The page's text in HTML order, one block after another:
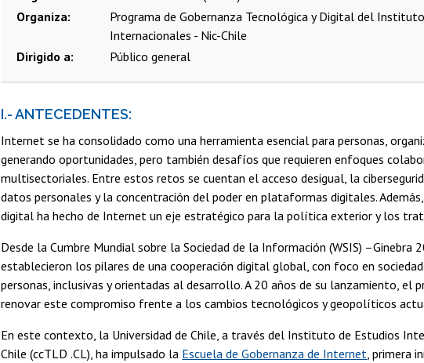
Organiza
Programa de Gobernanza Tecnológica y Digital del
Internacionales - Nic-Chile
Dirigido a
Público general
I.- ANTECEDENTES:
Internet se ha consolidado como una herramienta esencial para personas,
generando oportunidades, pero también desafíos que requieren enfoques
multisectoriales. Entre estos retos se cuentan el acceso desigual, la
datos personales y la concentración del poder en plataformas digitales.
digital ha hecho de Internet un eje estratégico para la política exterior y los
Desde la Cumbre Mundial sobre la Sociedad de la Información (WSIS) –Ginebra
establecieron los pilares de una cooperación digital global, con foco en
personas, inclusivas y orientadas al desarrollo. A 20 años de su lanzamiento, el
renovar este compromiso frente a los cambios tecnológicos y geopolíticos
En este contexto, la Universidad de Chile, a través del Instituto de Estudios
Chile (ccTLD .CL), ha impulsado la Escuela de Gobernanza de Internet , primera